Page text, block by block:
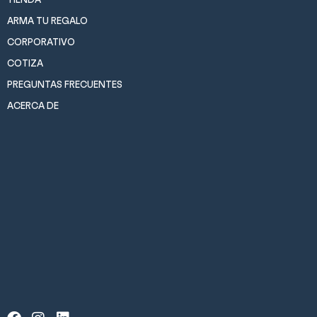
ARMA TU REGALO
CORPORATIVO
COTIZA
PREGUNTAS FRECUENTES
ACERCA DE